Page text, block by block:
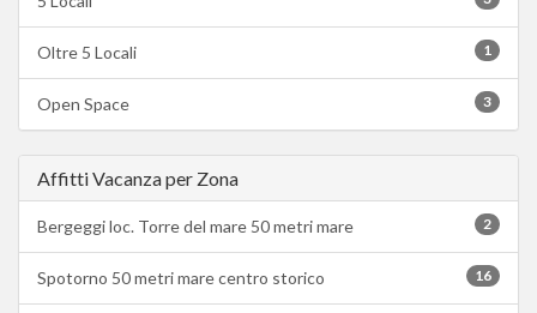
1
Oltre 5 Locali
3
Open Space
Affitti Vacanza per Zona
2
Bergeggi loc. Torre del mare 50 metri mare
16
Spotorno 50 metri mare centro storico